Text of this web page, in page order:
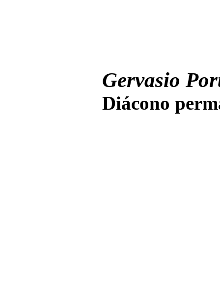
Gervasio
Diácono